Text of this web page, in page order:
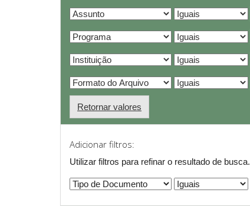
Retornar valores
Adicionar filtros:
Utilizar filtros para refinar o resultado de busca.